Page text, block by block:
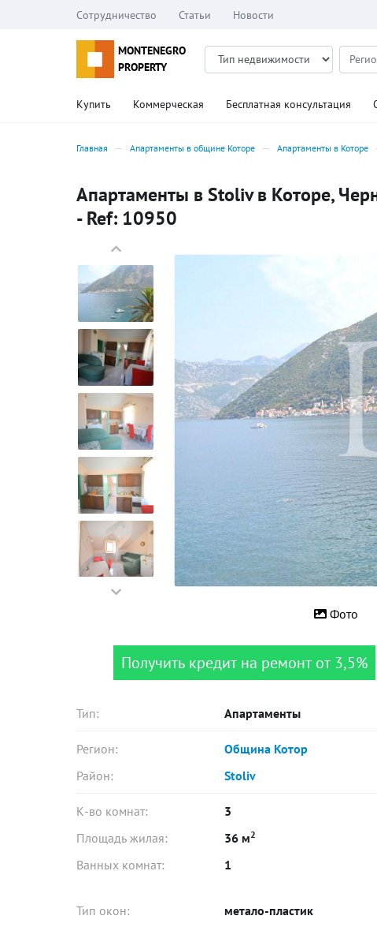
Сотрудничество Статьи Новости
MONTENEGRO
PROPERTY
Купить Коммерческая Бесплатная консультация
Главная Апартаменты в общине Которе Апартаменты в Которе
Апартаменты в Stoliv в Которе,
- Ref: 10950
Фото
Получить кредит на ремонт от 3,5%
Тип: Апартаменты
Регион: Община Котор
Район:
Stoliv
К-во комнат: 3
Площадь жилая: 36 м2
Ванных комнат:
1
Тип окон:
метало-пластик